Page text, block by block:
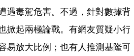
遇毒駕危害。不過，針對數據背
掀起兩極論戰。有網友質疑小行
易放大比例；也有人推測基隆可